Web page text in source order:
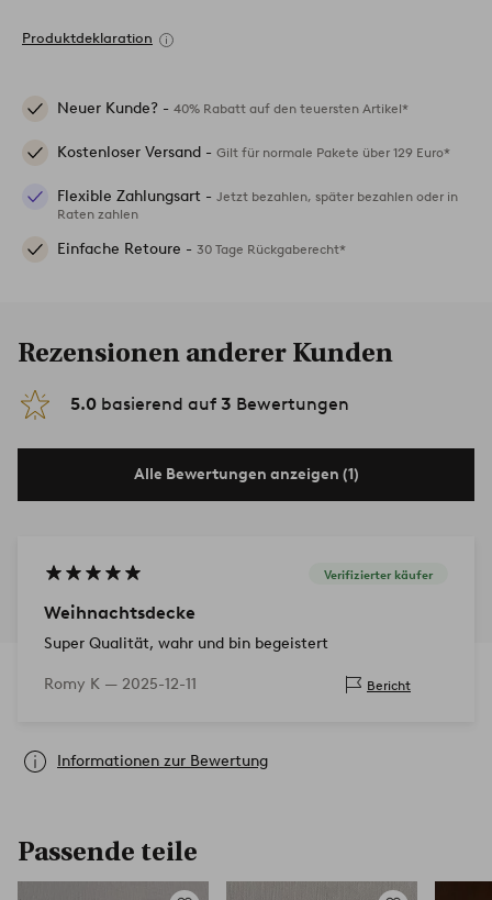
Produktdeklaration
Neuer Kunde? - 40% Rabatt auf den teuersten Artikel*
Kostenloser Versand - Gilt für normale Pakete über 129 Euro*
Flexible Zahlungsart - Jetzt bezahlen, später bezahlen oder in
Raten zahlen
Einfache Retoure - 30 Tage Rückgaberecht*
Rezensionen anderer Kunden
5.0 basierend auf 3 Bewertungen
Alle Bewertungen anzeigen (1)
Verifizierter käufer
Weihnachtsdecke
Super Qualität, wahr und bin begeistert
Romy K — 2025-12-11 Bericht
Informationen zur Bewertung
Passende teile